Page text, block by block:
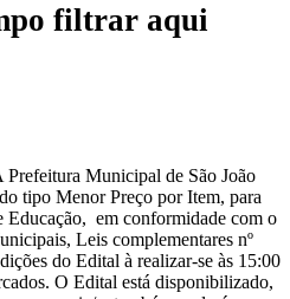
filtrar aqui
Prefeitura Municipal de São João
tipo Menor Preço por Item, para
Educação, em conformidade com o
Leis complementares nº
do Edital à realizar-se às 15:00
O Edital está disponibilizado,